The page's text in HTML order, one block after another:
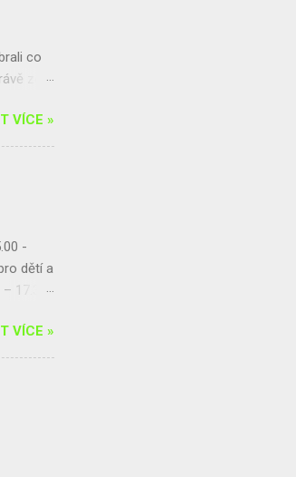
co
zde
VÍCE »
-
dětí a
–
VÍCE »